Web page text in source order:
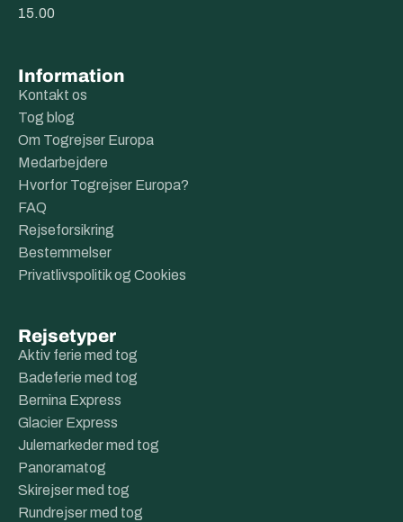
15.00
Information
Kontakt os
Tog blog
Om Togrejser Europa
Medarbejdere
Hvorfor Togrejser Europa?
FAQ
Rejseforsikring
Bestemmelser
Privatlivspolitik og Cookies
Rejsetyper
Aktiv ferie med tog
Badeferie med tog
Bernina Express
Glacier Express
Julemarkeder med tog
Panoramatog
Skirejser med tog
Rundrejser med tog